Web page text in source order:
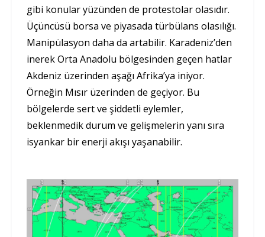
gibi konular yüzünden de protestolar olasıdır.
Üçüncüsü borsa ve piyasada türbülans olasılığı.
Manipülasyon daha da artabilir. Karadeniz’den
inerek Orta Anadolu bölgesinden geçen hatlar
Akdeniz üzerinden aşağı Afrika’ya iniyor.
Örneğin Mısır üzerinden de geçiyor. Bu
bölgelerde sert ve şiddetli eylemler,
beklenmedik durum ve gelişmelerin yanı sıra
isyankar bir enerji akışı yaşanabilir.